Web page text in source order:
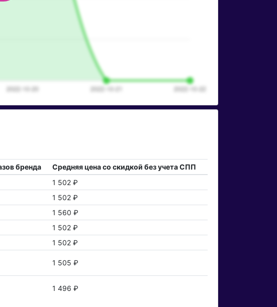
бренда
Средняя цена со скидкой без учета СПП
1 502 ₽
1 502 ₽
1 560 ₽
1 502 ₽
1 502 ₽
1 505 ₽
1 496 ₽